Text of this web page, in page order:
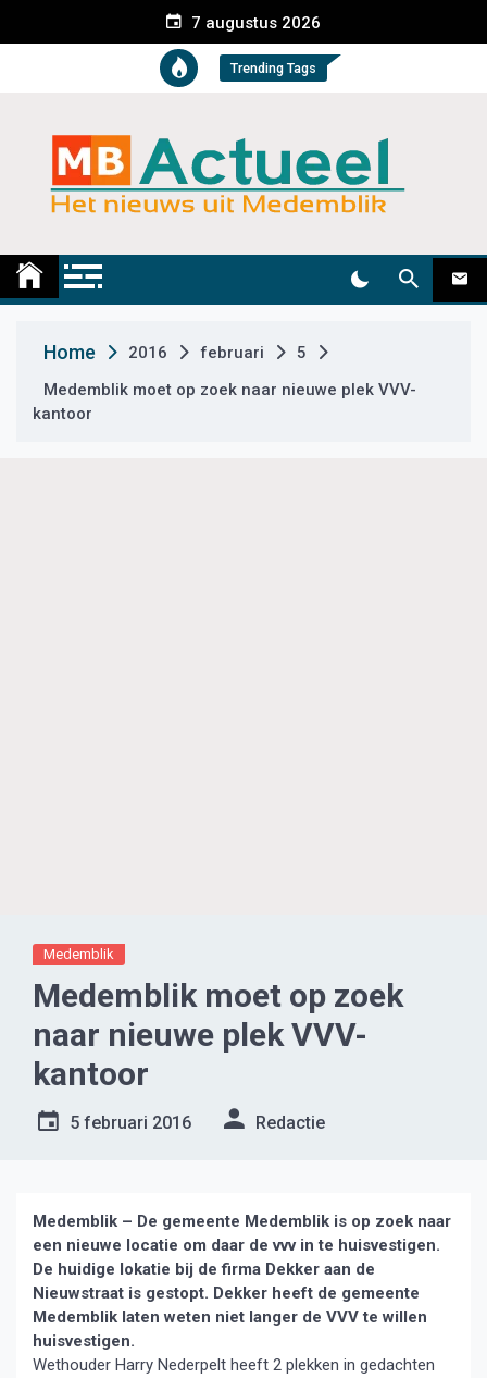
e
t
7 augustus 2026
Trending Tags
Medemblik Actueel
Home 2016 februari
5
Medemblik moet op zoek naar nieuwe plek VVV-
kantoor
Medemblik
Medemblik moet op zoek
naar nieuwe plek VVV-
kantoor
5 februari 2016 Redactie
Medemblik – De gemeente Medemblik is op zoek naar
een nieuwe locatie om daar de vvv in te huisvestigen.
De huidige lokatie bij de firma Dekker aan de
Nieuwstraat is gestopt. Dekker heeft de gemeente
Medemblik laten weten niet langer de VVV te willen
huisvestigen.
Wethouder Harry Nederpelt heeft 2 plekken in gedachten